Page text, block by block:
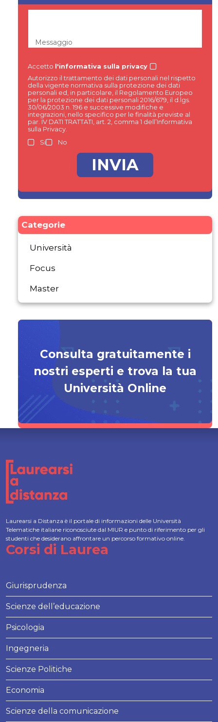
Messaggio
Accetto l'informativa sulla privacy
Autorizzo il trattamento dei dati personali nel rispetto
della vigente normativa sulla protezione dei dati
personali ed, in particolare, il Regolamento Europeo
per la protezione dei dati personali 2016/679, il d.lgs.
30/06/2003 n. 196 e successive modifiche e
integrazioni, nello specifico per le finalità previste al
par. IV DATI TRATTATI, art. 2, comma 1 dell’Informativa
sulla Privacy.
Si
No
Categorie
Università
Focus
Master
Consulta gratuitamente i
nostri esperti e trova la tua
Università Online
Laurearsi a Distanza è il portale di informazioni delle Università
Telematiche italiane riconosciute dal MIUR e punto di riferimento per gli
studenti che desiderano affrontare un percorso formativo online.
Corsi di Laurea
Giurisprudenza
Scienze dell’educazione
Psicologia
Ingegneria
Scienze Politiche
Economia
Scienze della comunicazione